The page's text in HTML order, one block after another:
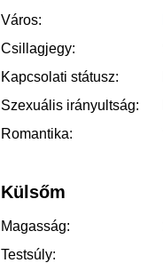
Város:
Csillagjegy:
Kapcsolati státusz:
Szexuális irányultság:
Romantika:
Külsőm
Magasság:
Testsúly: